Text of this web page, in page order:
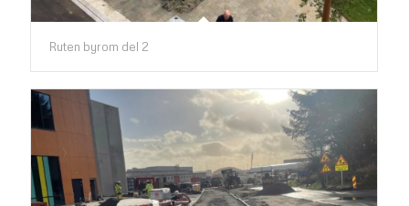
Ruten byrom del 2